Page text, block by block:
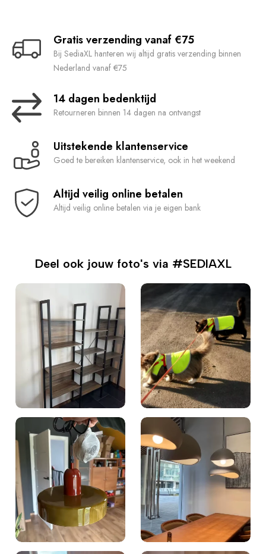
Gratis verzending vanaf €75
Bij SediaXL hanteren wij altijd gratis verzending binnen
Nederland vanaf €75
14 dagen bedenktijd
Retourneren binnen 14 dagen na ontvangst
Uitstekende klantenservice
Goed te bereiken klantenservice, ook in het weekend
Altijd veilig online betalen
Altijd veilig online betalen via je eigen bank
Deel ook jouw foto's via #SEDIAXL